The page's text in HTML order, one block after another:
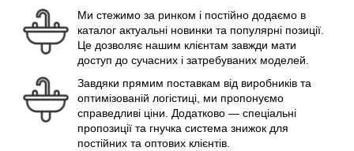
Ми стежимо за ринком і постійно додаємо в
каталог актуальні новинки та популярні позиції.
Це дозволяє нашим клієнтам завжди мати
доступ до сучасних і затребуваних моделей.
Завдяки прямим поставкам від виробників та
оптимізованій логістиці, ми пропонуємо
справедливі ціни. Додатково — спеціальні
пропозиції та гнучка система знижок для
постійних та оптових клієнтів.